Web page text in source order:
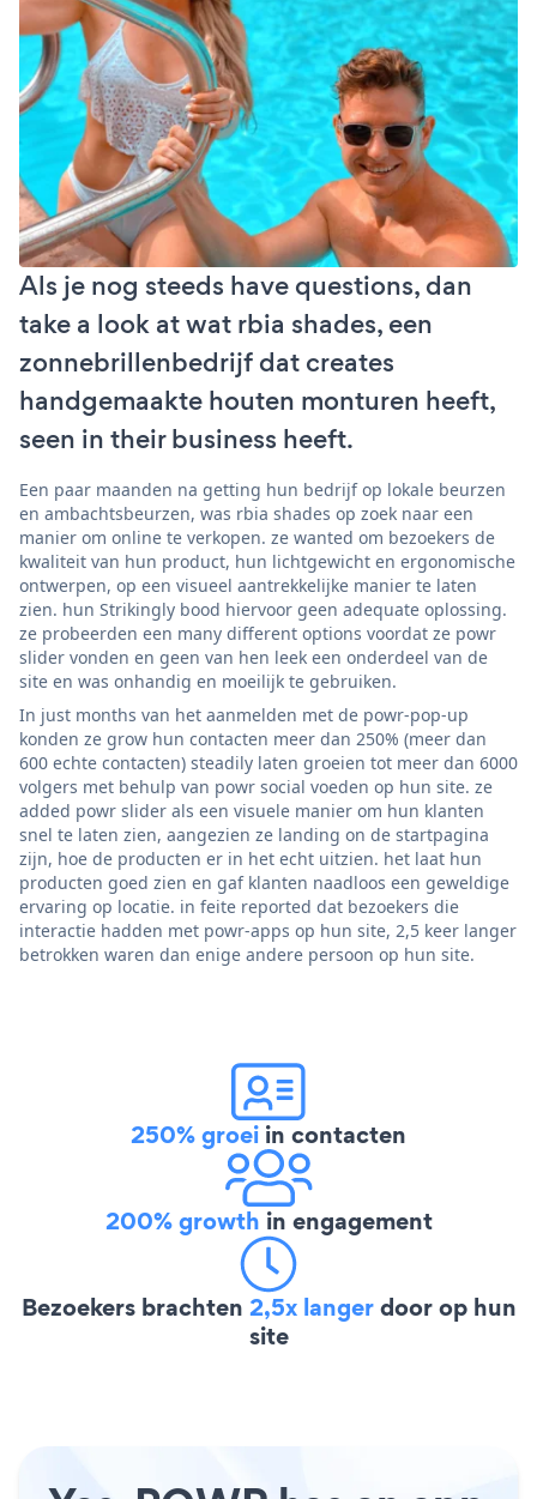
Als je nog steeds have questions, dan
take a look at wat rbia shades, een
zonnebrillenbedrijf dat creates
handgemaakte houten monturen heeft,
seen in their business heeft.
Een paar maanden na getting hun bedrijf op lokale beurzen
en ambachtsbeurzen, was rbia shades op zoek naar een
manier om online te verkopen. ze wanted om bezoekers de
kwaliteit van hun product, hun lichtgewicht en ergonomische
ontwerpen, op een visueel aantrekkelijke manier te laten
zien. hun Strikingly bood hiervoor geen adequate oplossing.
ze probeerden een many different options voordat ze powr
slider vonden en geen van hen leek een onderdeel van de
site en was onhandig en moeilijk te gebruiken.
In just months van het aanmelden met de powr-pop-up
konden ze grow hun contacten meer dan 250% (meer dan
600 echte contacten) steadily laten groeien tot meer dan 6000
volgers met behulp van powr social voeden op hun site. ze
added powr slider als een visuele manier om hun klanten
snel te laten zien, aangezien ze landing on de startpagina
zijn, hoe de producten er in het echt uitzien. het laat hun
producten goed zien en gaf klanten naadloos een geweldige
ervaring op locatie. in feite reported dat bezoekers die
interactie hadden met powr-apps op hun site, 2,5 keer langer
betrokken waren dan enige andere persoon op hun site.
250% groei in contacten
200% growth in engagement
Bezoekers brachten 2,5x langerdoor op hun
site